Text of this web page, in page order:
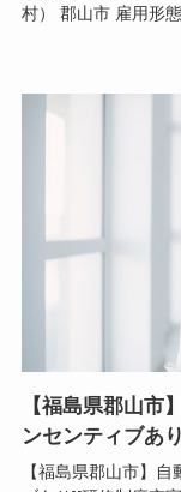
村） 郡山市 雇用形
【福島県郡山市
ンセンティブあ
【福島県郡山市】